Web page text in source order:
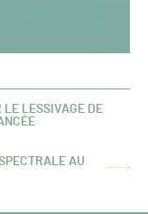
LE LESSIVAGE DE
AU